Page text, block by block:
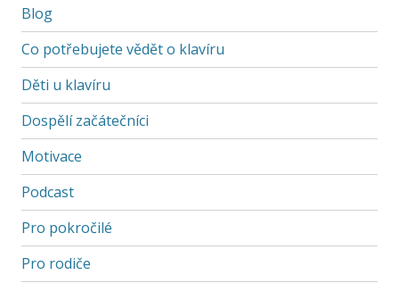
Blog
Co potřebujete vědět o klavíru
Děti u klavíru
Dospělí začátečníci
Motivace
Podcast
Pro pokročilé
Pro rodiče